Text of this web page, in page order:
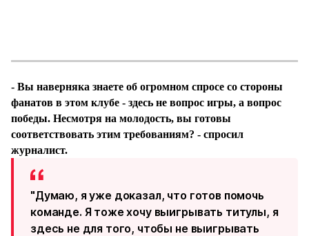
- Вы наверняка знаете об огромном спросе со стороны
фанатов в этом клубе - здесь не вопрос игры, а вопрос
победы. Несмотря на молодость, вы готовы
соответствовать этим требованиям? - спросил
журналист.
"Думаю, я уже доказал, что готов помочь
команде. Я тоже хочу выигрывать титулы, я
здесь не для того, чтобы не выигрывать